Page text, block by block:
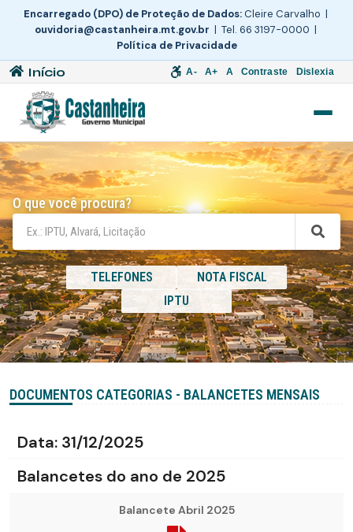
Encarregado (DPO) de Proteção de Dados:Cleire Carvalho |
ouvidoria@castanheira.mt.gov.br | Tel. 66 3197-0000 |
Política de Privacidade
Início A- A+ A Contraste Dislexia
O que você procura?
TELEFONES
NOTA FISCAL
IPTU
DOCUMENTOS CATEGORIAS - BALANCETES MENSAIS
Data: 31/12/2025
Balancetes do ano de 2025
Balancete Abril 2025